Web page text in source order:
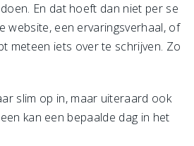
En dat hoeft dan niet per se
website, een ervaringsverhaal, of
meteen iets over te schrijven. Zo
slim op in, maar uiteraard ook
kan een bepaalde dag in het